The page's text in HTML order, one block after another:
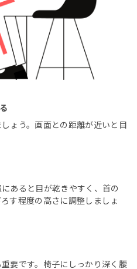
ょう。画面との距離が近いと目
あると目が乾きやすく、首の
す程度の高さに調整しましょ
要です。椅子にしっかり深く腰